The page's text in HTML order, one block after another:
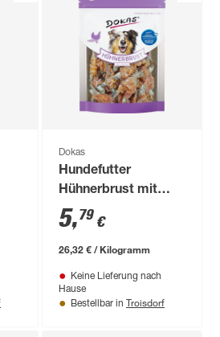
Dokas
Hundefutter
Hühnerbrust mit
Fisch 220 g
5,79 €
26,32 € / Kilogramm
Keine Lieferung nach
Hause
Bestellbar in Troisdorf